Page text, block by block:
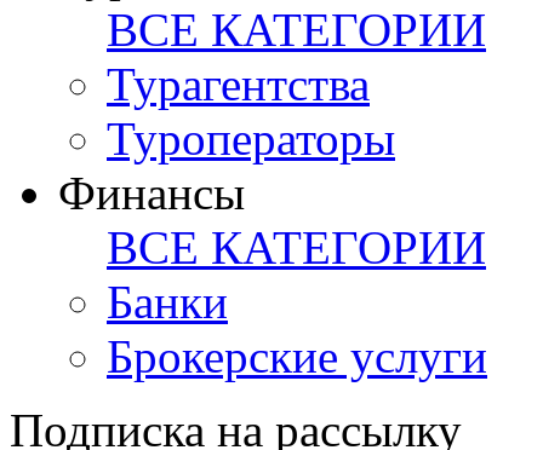
ВСЕ КАТЕГОРИИ
Турагентства
Туроператоры
Финансы
ВСЕ КАТЕГОРИИ
Банки
Брокерские услуги
Подписка на рассылку